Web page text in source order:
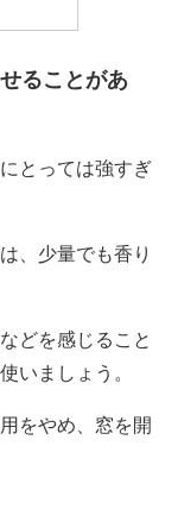
ることがあ
とっては強すぎ
、少量でも香り
どを感じること
いましょう。
をやめ、窓を開